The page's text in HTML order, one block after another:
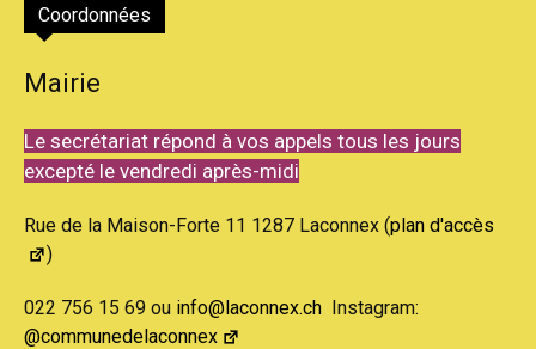
Coordonnées
Mairie
Le secrétariat répond à vos appels tous les jours
excepté le vendredi après-midi
Rue de la Maison-Forte 11 1287 Laconnex (plan d'accès
)
022 756 15 69 ou info@laconnex.ch Instagram:
@communedelaconnex